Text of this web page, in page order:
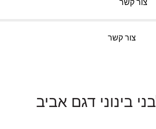
צור קשר
צור קשר
בינוני דגם אביב